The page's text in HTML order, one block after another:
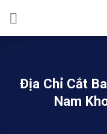
content
Địa Chỉ Cắt
Nam